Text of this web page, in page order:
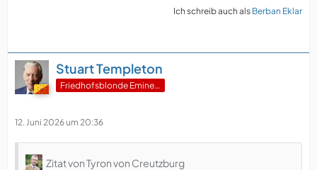
Ich schreib auch als Berban Eklar
Stuart Templeton
Friedhofsblonde Eminenz
12. Juni 2026 um 20:36
Zitat von Tyron von Creutzburg